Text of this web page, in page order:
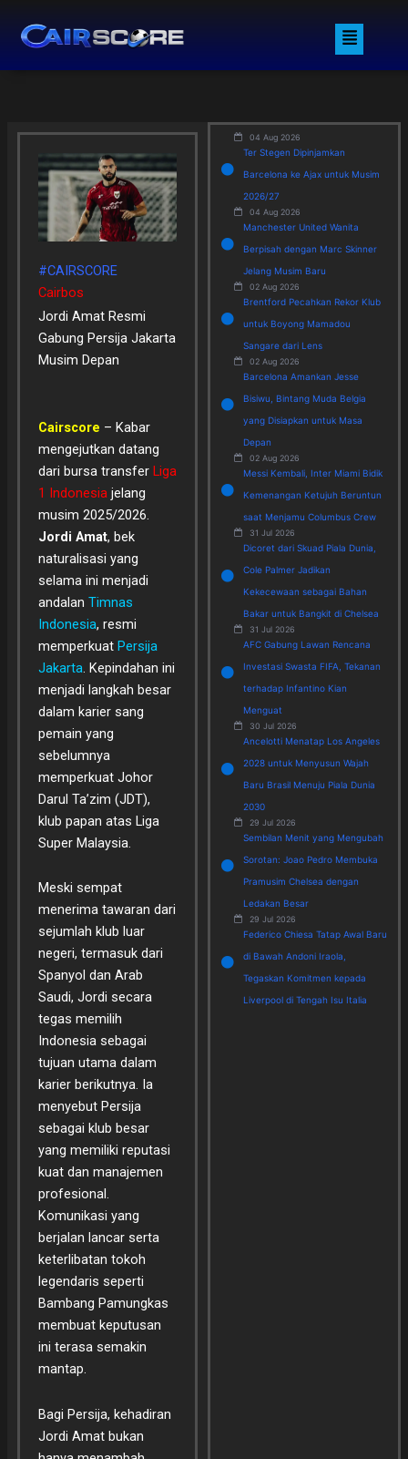
content
Menu
#CAIRSCORE
Cairbos
Jordi Amat Resmi
Gabung Persija Jakarta
Musim Depan
Cairscore – Kabar
mengejutkan datang
dari bursa transfer Liga
1 Indonesia jelang
musim 2025/2026.
Jordi Amat, bek
naturalisasi yang
selama ini menjadi
andalan Timnas
Indonesia, resmi
memperkuat Persija
Jakarta. Kepindahan ini
menjadi langkah besar
dalam karier sang
pemain yang
sebelumnya
memperkuat Johor
Darul Ta’zim (JDT),
klub papan atas Liga
Super Malaysia.
Meski sempat
menerima tawaran dari
sejumlah klub luar
negeri, termasuk dari
Spanyol dan Arab
Saudi, Jordi secara
tegas memilih
Indonesia sebagai
tujuan utama dalam
karier berikutnya. Ia
menyebut Persija
sebagai klub besar
yang memiliki reputasi
kuat dan manajemen
profesional.
Komunikasi yang
berjalan lancar serta
keterlibatan tokoh
legendaris seperti
Bambang Pamungkas
membuat keputusan
ini terasa semakin
mantap.
Bagi Persija, kehadiran
Jordi Amat bukan
04 Aug 2026
Ter Stegen Dipinjamkan
Barcelona ke Ajax untuk Musim
2026/27
04 Aug 2026
Manchester United Wanita
Berpisah dengan Marc Skinner
Jelang Musim Baru
02 Aug 2026
Brentford Pecahkan Rekor Klub
untuk Boyong Mamadou
Sangare dari Lens
02 Aug 2026
Barcelona Amankan Jesse
Bisiwu, Bintang Muda Belgia
yang Disiapkan untuk Masa
Depan
02 Aug 2026
Messi Kembali, Inter Miami Bidik
Kemenangan Ketujuh Beruntun
saat Menjamu Columbus Crew
31 Jul 2026
Dicoret dari Skuad Piala Dunia,
Cole Palmer Jadikan
Kekecewaan sebagai Bahan
Bakar untuk Bangkit di Chelsea
31 Jul 2026
AFC Gabung Lawan Rencana
Investasi Swasta FIFA, Tekanan
terhadap Infantino Kian
Menguat
30 Jul 2026
Ancelotti Menatap Los Angeles
2028 untuk Menyusun Wajah
Baru Brasil Menuju Piala Dunia
2030
29 Jul 2026
Sembilan Menit yang Mengubah
Sorotan: Joao Pedro Membuka
Pramusim Chelsea dengan
Ledakan Besar
29 Jul 2026
Federico Chiesa Tatap Awal Baru
di Bawah Andoni Iraola,
Tegaskan Komitmen kepada
Liverpool di Tengah Isu Italia